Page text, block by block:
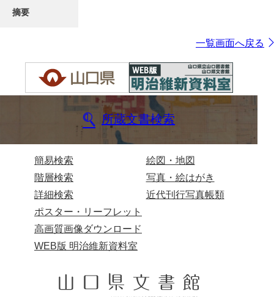
摘要
一覧画面へ戻る
所蔵文書検索
簡易検索
階層検索
詳細検索
絵図・地図
写真・絵はがき
近代刊行写真帳類
ポスター・リーフレット
高画質画像ダウンロード
WEB版 明治維新資料室